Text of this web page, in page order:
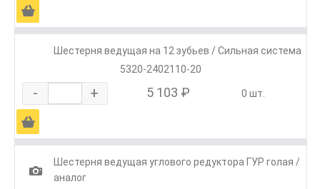
Ä
Шестерня ведущая на 12 зубьев / Сильная система
5320-2402110-20
- + 5 103 ₽ 0 шт.
Ä
1
Шестерня ведущая углового редуктора ГУР голая /
аналог